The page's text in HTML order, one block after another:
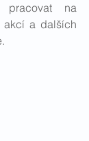
pracovat na
akcí a dalších